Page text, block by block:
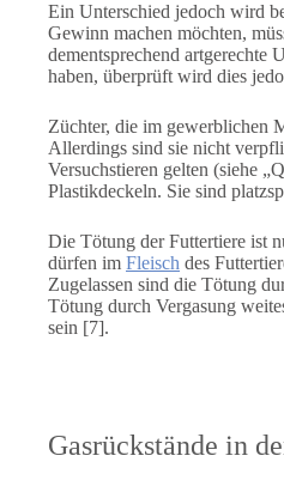
Ein Unterschied jedoch wird
Gewinn machen möchten,
dementsprechend artgerechte
haben, überprüft wird dies
Züchter, die im gewerblichen
Allerdings sind sie nicht
Versuchstieren gelten (siehe
Plastikdeckeln. Sie sind
Die Tötung der Futtertiere ist
dürfen im Fleisch des
Zugelassen sind die Tötung
Tötung durch Vergasung
sein [7].
Gasrückstände in